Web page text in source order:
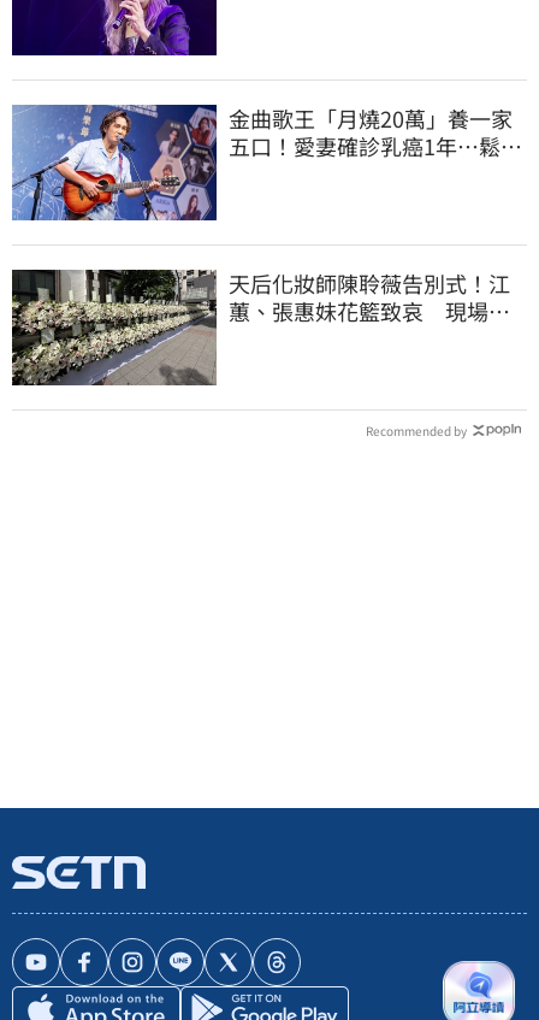
金曲歌王「月燒20萬」養一家
五口！愛妻確診乳癌1年…鬆口
天后化妝師陳聆薇告別式！江
蕙、張惠妹花籃致哀 現場白
Recommended by